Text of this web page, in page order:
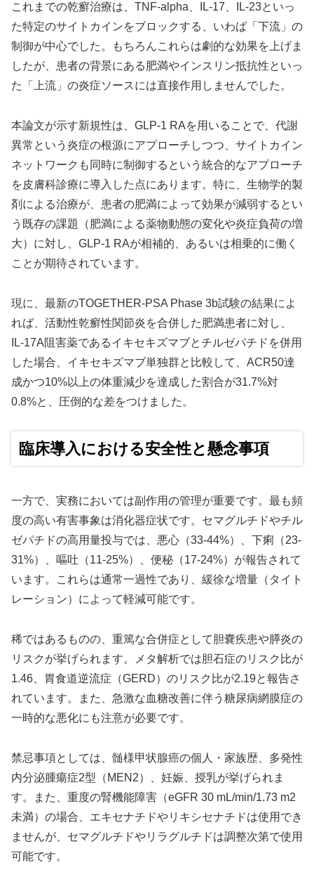
これまでの乾癬治療は、TNF-alpha、IL-17、IL-23といっ
た特定のサイトカインをブロックする、いわば「下流」の
制御が中心でした。もちろんこれらは劇的な効果を上げま
したが、患者の背景にある肥満やインスリン抵抗性といっ
た「上流」の炎症ソースには直接作用しませんでした。
本論文が示す新規性は、GLP-1 RAを用いることで、代謝
異常という炎症の根源にアプローチしつつ、サイトカイン
ネットワークも同時に制御するという統合的なアプローチ
を皮膚科診療に導入した点にあります。特に、生物学的製
剤による治療が、患者の肥満によって効果が減弱するとい
う既存の課題（肥満による薬物動態の変化や炎症負荷の増
大）に対し、GLP-1 RAが相補的、あるいは相乗的に働く
ことが期待されています。
現に、最新のTOGETHER-PSA Phase 3b試験の結果によ
れば、活動性乾癬性関節炎を合併した肥満患者に対し、
IL-17A阻害薬であるイキセキズマブとチルゼパチドを併用
した場合、イキセキズマブ単独群と比較して、ACR50達
成かつ10%以上の体重減少を達成した割合が31.7%対
0.8%と、圧倒的な差をつけました。
臨床導入における安全性と懸念事項
一方で、実務においては副作用の管理が重要です。最も頻
度の高い有害事象は消化器症状です。セマグルチドやチル
ゼパチドの高用量投与では、悪心（33-44%）、下痢（23-
31%）、嘔吐（11-25%）、便秘（17-24%）が報告されて
います。これらは通常一過性であり、緩徐な増量（タイト
レーション）によって軽減可能です。
稀ではあるものの、重篤な合併症として胆嚢疾患や膵炎の
リスクが挙げられます。メタ解析では胆石症のリスク比が
1.46、胃食道逆流症（GERD）のリスク比が2.19と報告さ
れています。また、急激な血糖改善に伴う糖尿病網膜症の
一時的な悪化にも注意が必要です。
禁忌事項としては、髄様甲状腺癌の個人・家族歴、多発性
内分泌腫瘍症2型（MEN2）、妊娠、授乳が挙げられま
す。また、重度の腎機能障害（eGFR 30 mL/min/1.73 m2
未満）の場合、エキセナチドやリキシセナチドは使用でき
ませんが、セマグルチドやリラグルチドは調整次第で使用
可能です。